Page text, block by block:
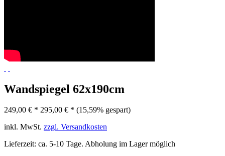
Wandspiegel 62x190cm
249,00 € * 295,00 € * (15,59% gespart)
inkl. MwSt. zzgl. Versandkosten
Lieferzeit: ca. 5-10 Tage. Abholung im Lager möglich